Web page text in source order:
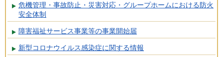
危機管理・事故防止・災害対応・グループホームにおける防火
安全体制
障害福祉サービス事業等の事業開始届
新型コロナウイルス感染症に関する情報